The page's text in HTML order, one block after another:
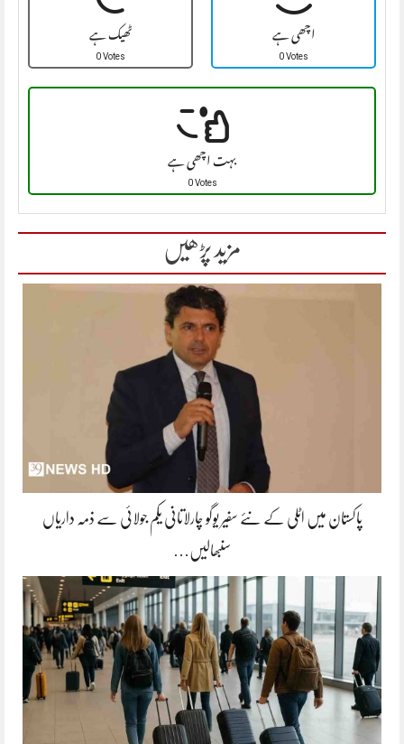
ٹھیک ہے
0 Votes اچھی ہے
0 Votes
بہت اچھی ہے
0 Votes
مزید پڑھیں
پاکستان میں اٹلی کے نئے سفیر یوگو چارلاتانی یکم جولائی سے ذمہ داریاں
سنبھالیں…